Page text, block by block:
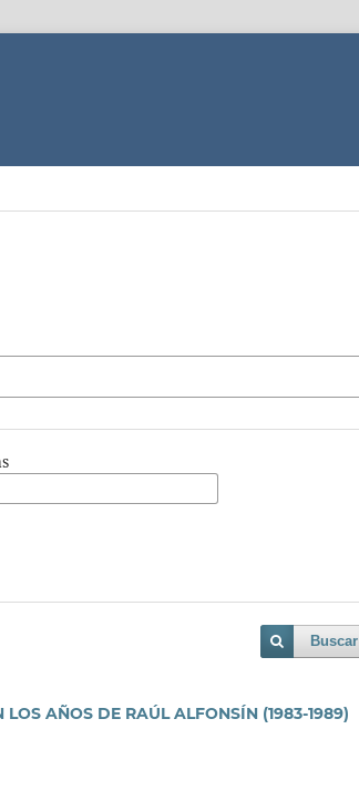
Buscar
AÑOS DE RAÚL ALFONSÍN (1983-1989)